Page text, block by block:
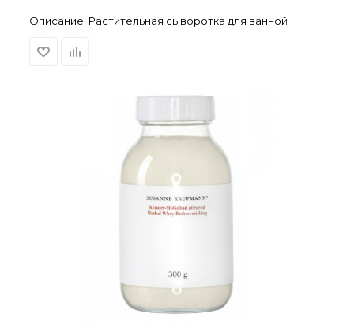
Описание: Растительная сыворотка для ванной